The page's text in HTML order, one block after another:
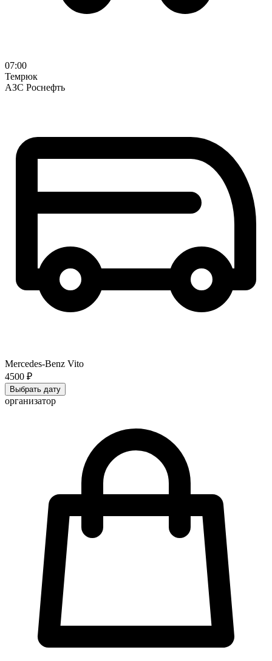
07:00
Темрюк
АЗС Роснефть
Mercedes-Benz Vito
4500 ₽
Выбрать дату
организатор